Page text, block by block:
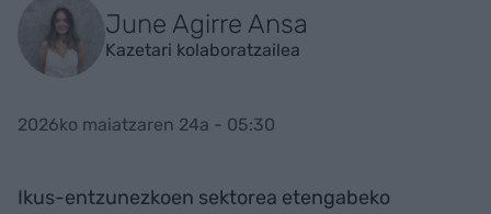
June Agirre Ansa
Kazetari kolaboratzailea
2026ko maiatzaren 24a - 05:30
Ikus-entzunezkoen sektorea etengabeko